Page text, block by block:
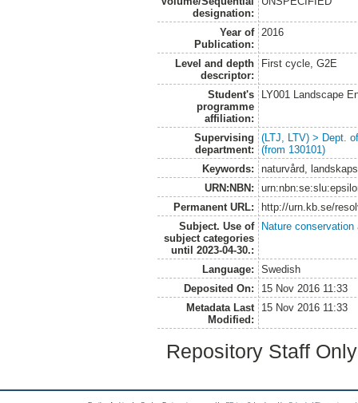
designation:
Year of
Publication:
2016
Level and depth
descriptor:
First cycle, G2E
Student's
programme
affiliation:
LY001 Landscape
Supervising
department:
(LTJ, LTV) > Dept.
(from 130101)
Keywords:
naturvård,
URN:NBN:
Permanent URL:
http://urn.kb.se/
Subject. Use of
subject categories
until 2023-04-30.:
Nature
Language:
Swedish
Deposited On:
15 Nov 2016 11:33
Metadata Last
Modified:
15 Nov 2016 11:33
Repository Staff